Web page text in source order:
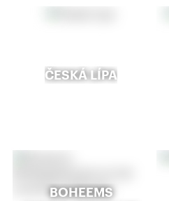
ČESKÁ LÍPA
BOHEEMS